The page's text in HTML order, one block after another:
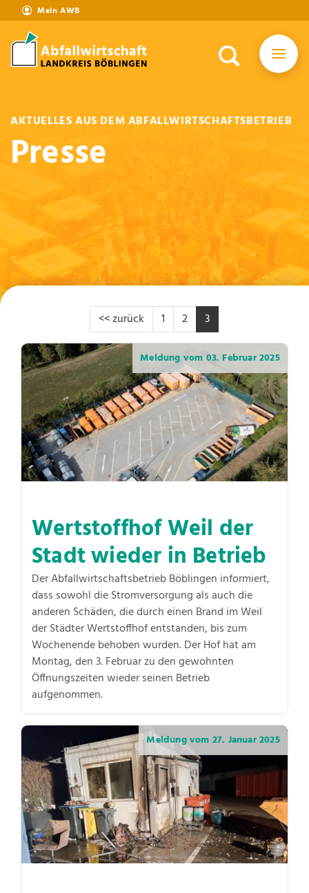
Mein AWB
AKTUELLES AUS DEM ABFALLWIRTSCHAFTSBETRIEB
Presse
<< zurück 1 2 3
Meldung vom 03. Februar 2025
Wertstoffhof Weil der
Stadt wieder in Betrieb
Der Abfallwirtschaftsbetrieb Böblingen informiert,
dass sowohl die Stromversorgung als auch die
anderen Schäden, die durch einen Brand im Weil
der Städter Wertstoffhof entstanden, bis zum
Wochenende behoben wurden. Der Hof hat am
Montag, den 3. Februar zu den gewohnten
Öffnungszeiten wieder seinen Betrieb
aufgenommen.
Meldung vom 27. Januar 2025